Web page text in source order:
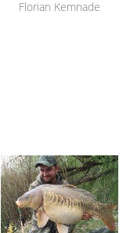
Florian Kemnade